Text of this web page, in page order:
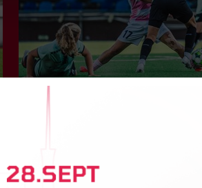
"Riga FC Women" liek
kvalifikācijas otrās kārtas pusfināla spēli
pret "HB Køge". Cīņā pret...